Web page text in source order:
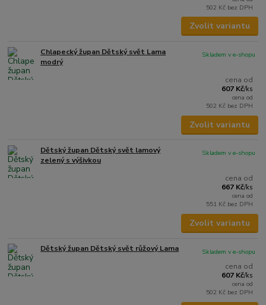
502 Kč bez DPH
Zvolit variantu
Chlapecký župan Dětský svět Lama
modrý
cena od
607 Kč/ks
cena od
502 Kč bez DPH
Skladem v e-shopu
Zvolit variantu
Dětský župan Dětský svět lamový
zelený s výšivkou
cena od
667 Kč/ks
cena od
551 Kč bez DPH
Skladem v e-shopu
Zvolit variantu
Dětský župan Dětský svět růžový Lama
cena od
607 Kč/ks
cena od
502 Kč bez DPH
Skladem v e-shopu